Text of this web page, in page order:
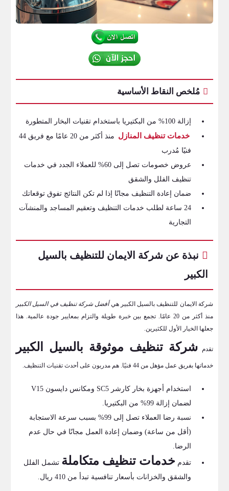
مُلخص النقاط الأساسية
إزالة 100% من البكتيريا باستخدام تقنيات البخار المتطورة
خدمات تنظيف المنازل
منذ أكثر من 20 عامًا مع فريق 44
فنيًا مُدرب
عروض خصومات تصل إلى 60% للعملاء الجدد في خدمات
تنظيف الفلل والشقق
ضمان إعادة التنظيف مجانًا إذا لم تكن النتائج تفوق توقعاتك
24 ساعة لطلب خدمات التنظيف وتعقيم المساجد والمنشآت
التجارية
نبذة عن شركة الايمان للتنظيف بالسيل
الكبير
شركة الايمان للتنظيف بالسيل الكبير هيأفضل شركة تنظيف في السيل الكبير
منذ أكثر من 20 عامًا. تجمع بين خبرة طويلة والتزام بمعايير جودة عالمية. هذا
جعلها الخيار الأول للكثيرين.
تقدم شركة تنظيف موثوقة بالسيل الكبير
خدماتها بفريق عمل مؤهل من 44 فنيًا. هم مدربون على أحدث تقنيات التنظيف.
استخدام أجهزة بخار كارشر SC5 ومكانس دايسون V15
لضمان إزالة 99% من البكتيريا.
نسبة رضا العملاء تصل إلى 99% بسبب سرعة الاستجابة
(أقل من ساعة) وضمان إعادة العمل مجانًا في حال عدم
الرضا.
تقدم خدمات تنظيف متكاملة تشمل الفلل
والشقق والخزانات بأسعار تنافسية تبدأ من 410 ريال.